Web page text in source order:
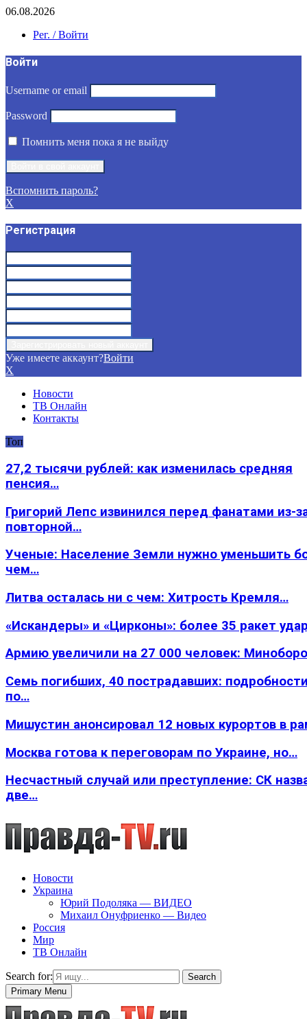
06.08.2026
Рег. / Войти
Войти
Username or email
Password
Помнить меня пока я не выйду
Вспомнить пароль?
X
Регистрация
Уже имеете аккаунт?Войти
X
Новости
ТВ Онлайн
Контакты
Топ
27,2 тысячи рублей: как изменилась средняя
пенсия…
Григорий Лепс извинился перед фанатами из-
повторной…
Ученые: Население Земли нужно уменьшить
чем…
Литва осталась ни с чем: Хитрость Кремля…
«Искандеры» и «Цирконы»: более 35 ракет
Армию увеличили на 27 000 человек:
Семь погибших, 40 пострадавших:
по…
Мишустин анонсировал 12 новых курортов в
Москва готова к переговорам по Украине, но…
Несчастный случай или преступление: СК
две…
Новости
Украина
Юрий Подоляка — ВИДЕО
Михаил Онуфриенко — Видео
Россия
Мир
ТВ Онлайн
Search for:
Search
Primary Menu